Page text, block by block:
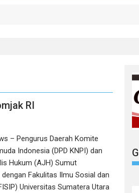
RI
– Pengurus Daerah Komite
Indonesia (DPD KNPI) dan
Hukum (AJH) Sumut
Fakulitas Ilmu Sosial dan
Universitas Sumatera Utara